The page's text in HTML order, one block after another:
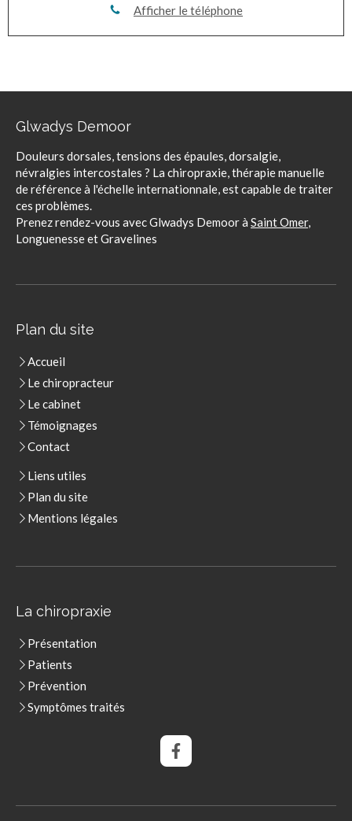
Afficher le téléphone
Glwadys Demoor
Douleurs dorsales, tensions des épaules, dorsalgie,
névralgies intercostales ? La chiropraxie, thérapie manuelle
de référence à l'échelle internationnale, est capable de traiter
ces problèmes.
Prenez rendez-vous avec Glwadys Demoor à Saint Omer,
Longuenesse et Gravelines
Plan du site
Accueil
Le chiropracteur
Le cabinet
Témoignages
Contact
Liens utiles
Plan du site
Mentions légales
La chiropraxie
Présentation
Patients
Prévention
Symptômes traités